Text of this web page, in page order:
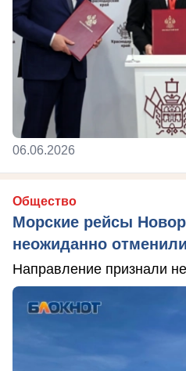
06.06.2026
Общество
Морские рейсы
неожиданно отменили
Направление признали